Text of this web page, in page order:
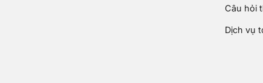
Câu hỏi
Dịch vụ